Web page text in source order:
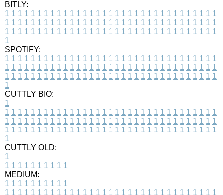
BITLY:
1 1 1 1 1 1 1 1 1 1 1 1 1 1 1 1 1 1 1 1 1 1 1 1 1 1 1 1 1 1 1 1 1
1 1 1 1 1 1 1 1 1 1 1 1 1 1 1 1 1 1 1 1 1 1 1 1 1 1 1 1 1 1 1 1 1
1 1 1 1 1 1 1 1 1 1 1 1 1 1 1 1 1 1 1 1 1 1 1 1 1 1 1 1 1 1 1 1 1
1
SPOTIFY:
1 1 1 1 1 1 1 1 1 1 1 1 1 1 1 1 1 1 1 1 1 1 1 1 1 1 1 1 1 1 1 1 1
1 1 1 1 1 1 1 1 1 1 1 1 1 1 1 1 1 1 1 1 1 1 1 1 1 1 1 1 1 1 1 1 1
1 1 1 1 1 1 1 1 1 1 1 1 1 1 1 1 1 1 1 1 1 1 1 1 1 1 1 1 1 1 1 1 1
1
CUTTLY BIO:
1
1 1 1 1 1 1 1 1 1 1 1 1 1 1 1 1 1 1 1 1 1 1 1 1 1 1 1 1 1 1 1 1 1
1 1 1 1 1 1 1 1 1 1 1 1 1 1 1 1 1 1 1 1 1 1 1 1 1 1 1 1 1 1 1 1 1
1 1 1 1 1 1 1 1 1 1 1 1 1 1 1 1 1 1 1 1 1 1 1 1 1 1 1 1 1 1 1 1 1
1
CUTTLY OLD:
1
1 1 1 1 1 1 1 1 1 1
MEDIUM:
1 1 1 1 1 1 1 1 1 1
1 1 1 1 1 1 1 1 1 1 1 1 1 1 1 1 1 1 1 1 1 1 1 1 1 1 1 1 1 1 1 1 1